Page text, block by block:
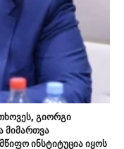
გიორგი
მიმართვა
ინსტიტუცია იყოს